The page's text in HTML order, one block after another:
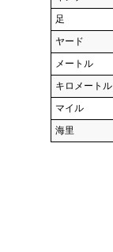
足
ヤード
メートル
キロメートル
マイル
海里